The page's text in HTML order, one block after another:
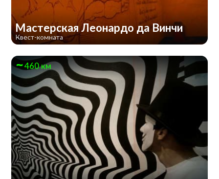
Мастерская Леонардо да Винчи
Квест-комната
460 км